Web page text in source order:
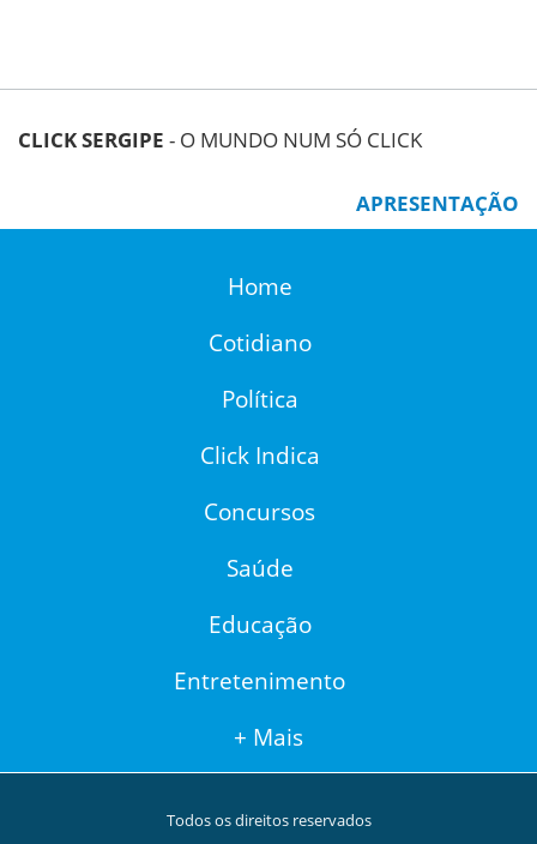
CLICK SERGIPE - O MUNDO NUM SÓ CLICK
APRESENTAÇÃO
Home
Cotidiano
Política
Click Indica
Concursos
Saúde
Educação
Entretenimento
+ Mais
Todos os direitos reservados